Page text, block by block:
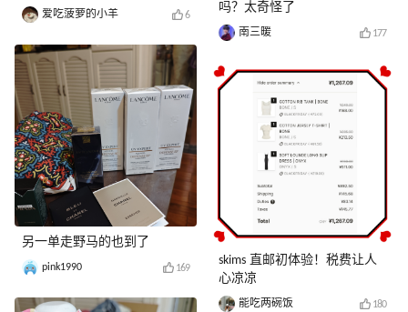
爱吃菠萝的小羊 6
另一单走野马的也到了
pink1990 169
吗？太奇怪了
南三暖 177
skims 直邮初体验！税费让人
心凉凉
能吃两碗饭 180